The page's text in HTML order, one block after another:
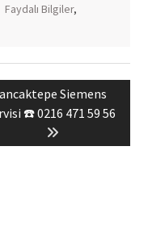
Faydalı Bilgiler,
Siemens
☎️ 0216 471 59 56